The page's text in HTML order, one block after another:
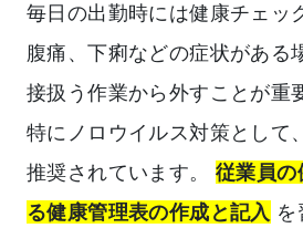
毎日の出勤時には健康チェッ
腹痛、下痢などの症状がある
接扱う作業から外すことが重
特にノロウイルス対策として
推奨されています。 従業員の
る健康管理表の作成と記入 を